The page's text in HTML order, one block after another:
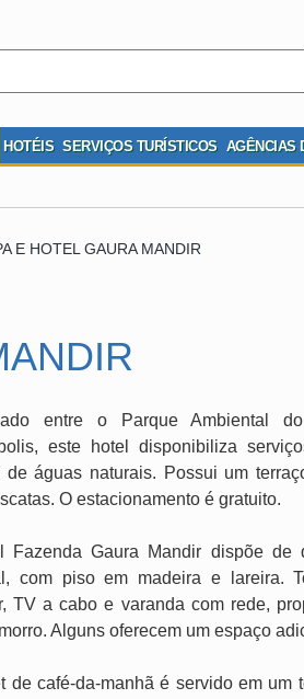
HOTÉIS SERVIÇOS TURÍSTICOS AGÊNCIAS
E HOTEL GAURA MANDIR
entre o Parque Ambiental
este hotel disponibiliza
de águas naturais. Possui um
O estacionamento é gratuito.
Fazenda Gaura Mandir dispõe de
com piso em madeira e lareira.
TV a cabo e varanda com rede,
Alguns oferecem um espaço
de café-da-manhã é servido em um